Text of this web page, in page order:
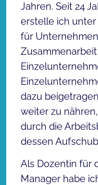
Jahren. Seit 24
erstelle ich unter
für
dazu
weiter zu
durch die
dessen
Als Dozentin für
Manager habe